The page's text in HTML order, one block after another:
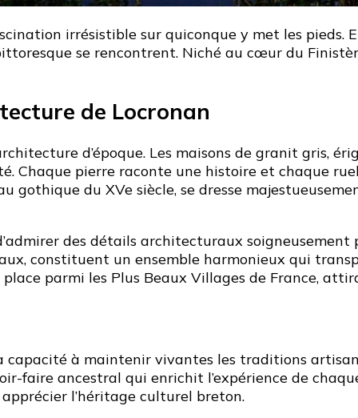
irrésistible sur quiconque y met les pieds.
se rencontrent. Niché au cœur du
de Locronan
d’époque. Les maisons de granit gris,
Chaque pierre raconte une histoire et chaque
gothique du XVe siècle, se dresse
des détails architecturaux soigneusement
constituent un ensemble harmonieux qui
parmi les Plus Beaux Villages de France,
capacité à maintenir vivantes les traditions
faire ancestral qui enrichit l’expérience de
l’héritage culturel breton.